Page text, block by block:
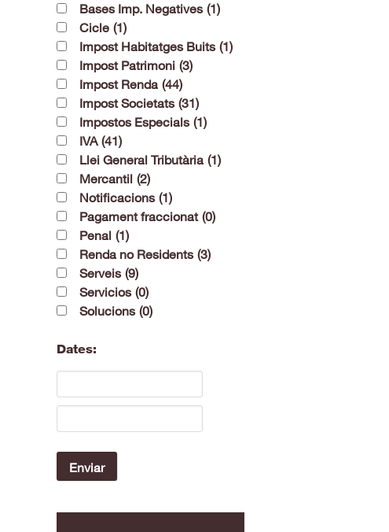
Bases Imp. Negatives (1)
Cicle (1)
Impost Habitatges Buits (1)
Impost Patrimoni (3)
Impost Renda (44)
Impost Societats (31)
Impostos Especials (1)
IVA (41)
Llei General Tributària (1)
Mercantil (2)
Notificacions (1)
Pagament fraccionat (0)
Penal (1)
Renda no Residents (3)
Serveis (9)
Servicios (0)
Solucions (0)
Dates: